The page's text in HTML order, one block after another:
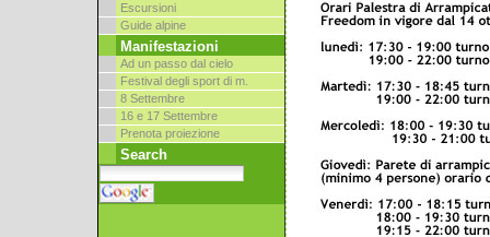
Escursioni
Guide alpine
Manifestazioni
Ad un passo dal cielo
Festival degli sport di m.
8 Settembre
16 e 17 Settembre
Prenota proiezione
Search